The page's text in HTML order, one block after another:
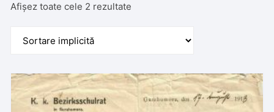
Afișez toate cele 2 rezultate